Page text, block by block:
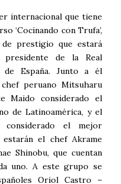
internacional que tiene
‘Cocinando con Trufa’,
prestigio que estará
presidente de la Real
de España. Junto a él
peruano Mitsuharu
Maido considerado el
de Latinoamérica, y el
considerado el mejor
el chef Akrame
Shinobu, que cuentan
uno. A este grupo se
Oriol Castro –